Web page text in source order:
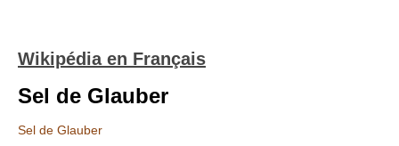
Wikipédia en Français
Sel de Glauber
Sel de Glauber